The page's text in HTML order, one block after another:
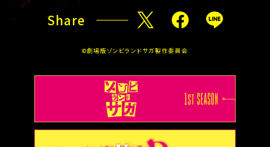
Share
e
o
k
E
©劇場版ゾンビランドサガ製作委員会